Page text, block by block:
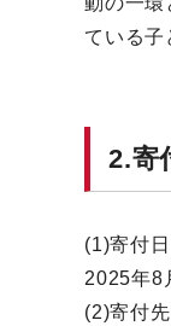
ている
2.寄
(1)寄付日
2025年8
(2)寄付先